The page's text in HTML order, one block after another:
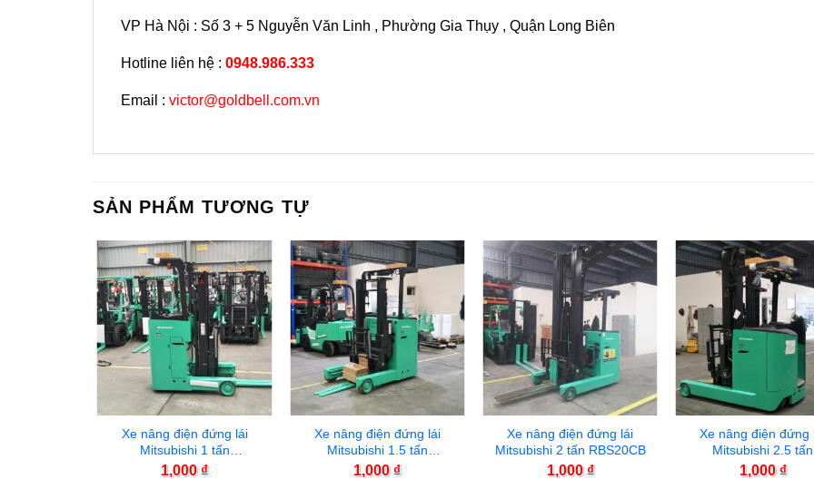
VP Hà Nội : Số 3 + 5 Nguyễn Văn Linh , Phường Gia Thụy , Quận Long Biên
Hotline liên hệ : 0948.986.333
Email : victor@goldbell.com.vn
SẢN PHẨM TƯƠNG TỰ
Xe nâng điện đứng lái
Mitsubishi 1 tấn
RBS10NCB
1,000 ₫
Xe nâng điện đứng lái
Mitsubishi 1.5 tấn
RBS15CB
1,000 ₫
Xe nâng điện đứng lái
Mitsubishi 2 tấn RBS20CB
1,000 ₫
Xe nâng điện đứng
Mitsubishi 2.5 tấn
RBS25CB
1,000 ₫